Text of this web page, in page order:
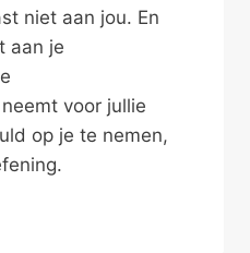
niet aan jou. En
aan je
voor jullie
op je te nemen,